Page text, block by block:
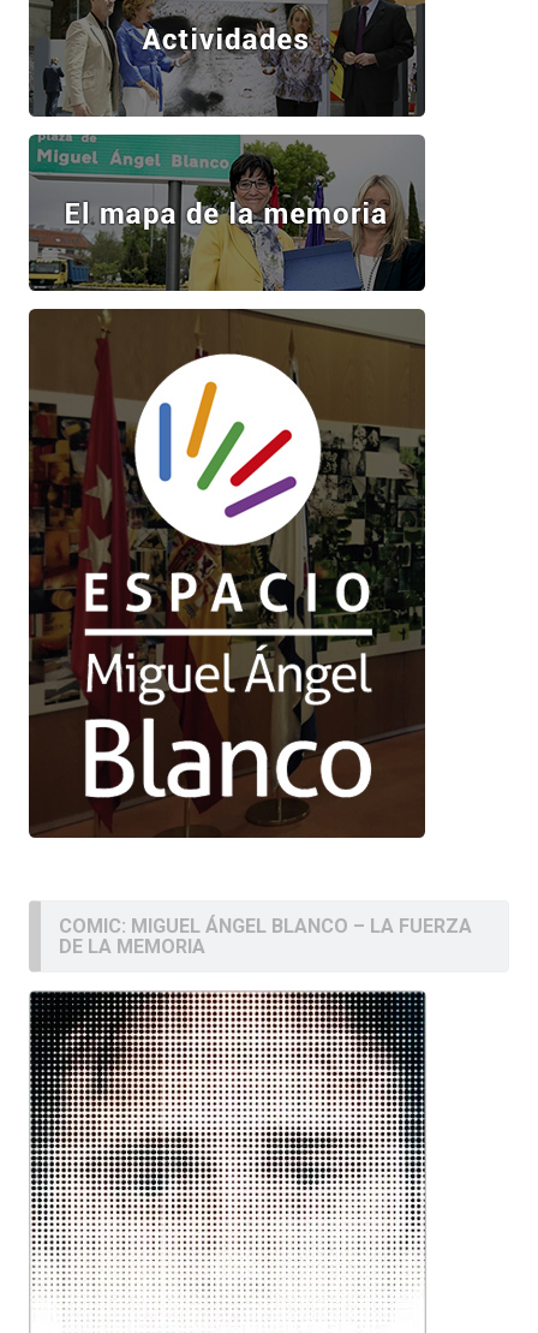
COMIC: MIGUEL ÁNGEL BLANCO – LA FUERZA
DE LA MEMORIA